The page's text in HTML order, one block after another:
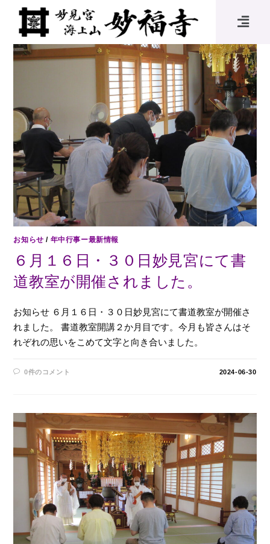
お知らせ / 年中行事ー最新情報
６月１６日・３０日妙見宮にて書
道教室が開催されました。
お知らせ ６月１６日・３０日妙見宮にて書道教室が開催さ
れました。 書道教室開講２か月目です。今月も皆さんはそ
れぞれの思いをこめて文字と向き合いました。
0件のコメント 2024-06-30